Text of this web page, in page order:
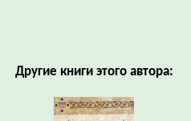
Другие книги этого автора: